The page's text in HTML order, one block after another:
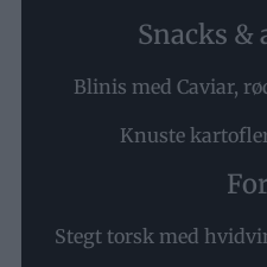
Snacks &
Blinis med Caviar,
Knuste
Stegt torsk med